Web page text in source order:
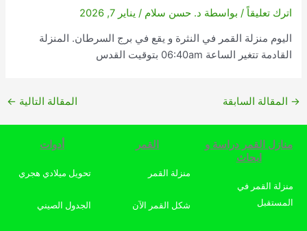
اترك تعليقاً / بواسطة د. حسن سلام/ يناير 7, 2026
اليوم منزلة القمر في النثرة و يقع في برج السرطان. المنزلة
القادمة تتغير الساعة 06:40am بتوقيت القدس
→ المقالة السابقة المقالة التالية ←
منازل القمر دراسة و
ابحاث
منزلة القمر في
المستقبل
القمر
منزلة القمر
شكل القمر الآن
أدوات
تحويل ميلادي هجري
الجدول الصيني